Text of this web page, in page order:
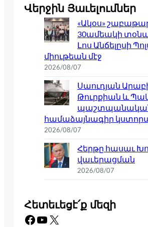
Վերջին Յաւելումներ
«Ակօս»
30ամեակի
Լոս Անճելըսի
միութեան մէջ
2026/08/07
Սաուդյան
Թուրքիան և
համաձայնագիր
2026/08/07
Հերթը հասաւ
վաւերացման
2026/08/07
Հետեւեցէ՛ք մեզի
Facebook YouTube X